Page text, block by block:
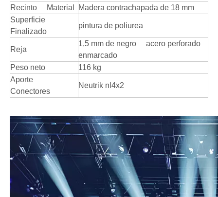
Recinto Material
Madera contrachapada de 18 mm
Superficie
Finalizado
pintura de poliurea
Reja
1,5 mm de negro acero perforado
enmarcado
Peso neto
116 kg
Aporte
Conectores
Neutrik nl4x2